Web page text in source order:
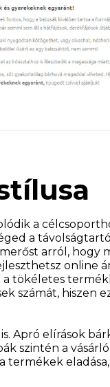
a
a
arról, hogy
online
tökéletes
számát, hiszen
Apró elírások
szintén a
termékek